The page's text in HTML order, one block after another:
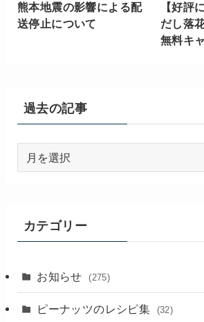
熊本地震の影響による配
送停止について
【好評
だし落
無料キ
過去の記事
カテゴリー
お知らせ (275)
ピーナッツのレシピ集 (32)